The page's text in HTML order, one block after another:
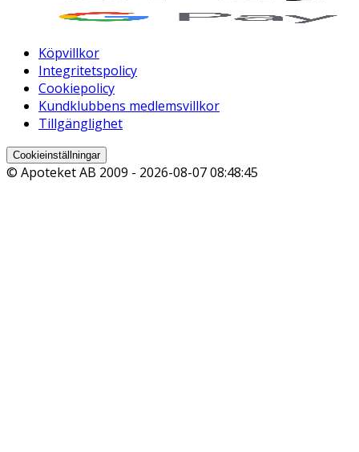
Köpvillkor
Integritetspolicy
Cookiepolicy
Kundklubbens medlemsvillkor
Tillgänglighet
Cookieinställningar
© Apoteket AB 2009 - 2026-08-07 08:48:45